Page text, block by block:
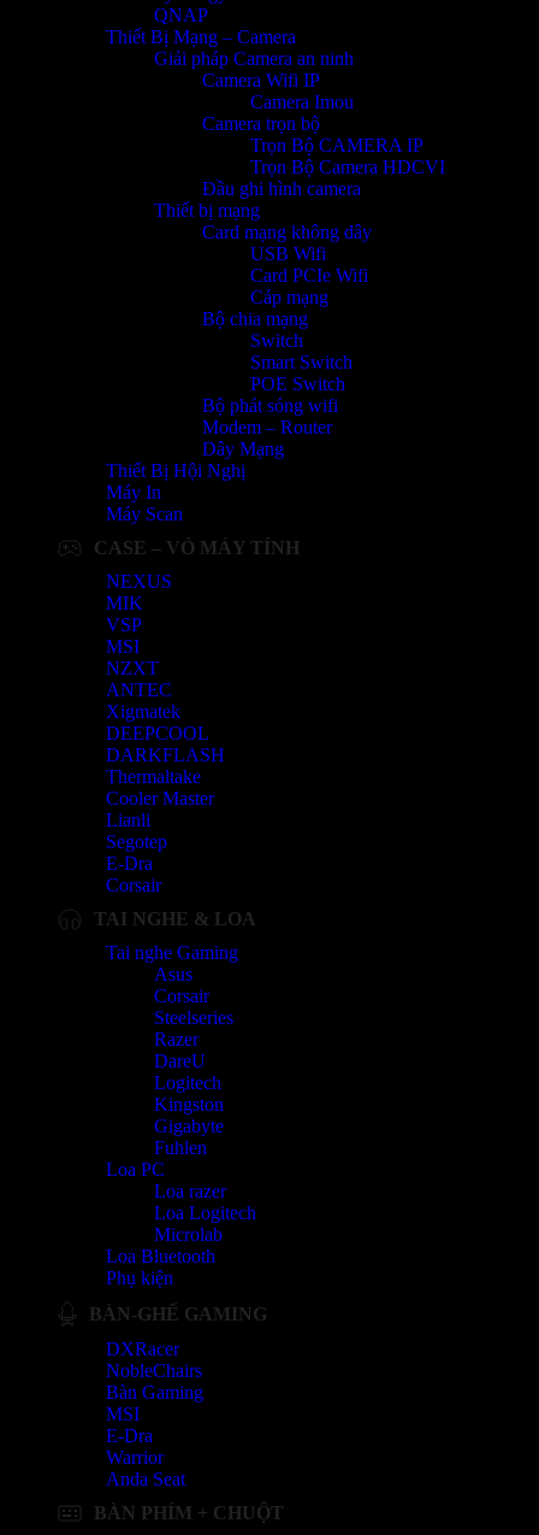
QNAP
Thiết Bị Mạng – Camera
Giải pháp Camera an ninh
Camera Wifi IP
Camera Imou
Camera trọn bộ
Trọn Bộ CAMERA IP
Trọn Bộ Camera HDCVI
Đầu ghi hình camera
Thiết bị mạng
Card mạng không dây
USB Wifi
Card PCIe Wifi
Cáp mạng
Bộ chia mạng
Switch
Smart Switch
POE Switch
Bộ phát sóng wifi
Modem – Router
Dây Mạng
Thiết Bị Hội Nghị
Máy In
Máy Scan
CASE – VỎ MÁY TÍNH
NEXUS
MIK
VSP
MSI
NZXT
ANTEC
Xigmatek
DEEPCOOL
DARKFLASH
Thermaltake
Cooler Master
Lianli
Segotep
E-Dra
Corsair
TAI NGHE & LOA
Tai nghe Gaming
Asus
Corsair
Steelseries
Razer
DareU
Logitech
Kingston
Gigabyte
Fuhlen
Loa PC
Loa razer
Loa Logitech
Microlab
Loa Bluetooth
Phụ kiện
BÀN-GHẾ GAMING
DXRacer
NobleChairs
Bàn Gaming
MSI
E-Dra
Warrior
Anda Seat
BÀN PHÍM + CHUỘT